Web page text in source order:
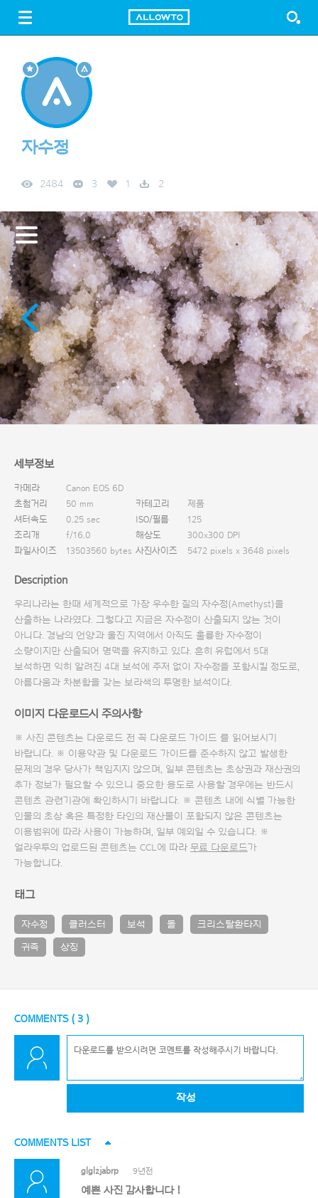
FREE DOWNLOAD
자수정
2484 3 1 2
세부정보
카메라
Canon EOS 6D
초첨거리
50 mm 카테고리
제품
셔터속도
0.25 sec ISO/필름
125
조리개
f/16.0 해상도
300x300 DPI
파일사이즈
13503560 bytes 사진사이즈 5472 pixels x 3648 pixels
Description
우리나라는 한때 세계적으로 가장 우수한 질의 자수정(Amethyst)을
산출하는 나라였다. 그렇다고 지금은 자수정이 산출되지 않는 것이
아니다. 경남의 언양과 울진 지역에서 아직도 훌륭한 자수정이
소량이지만 산출되어 명맥을 유지하고 있다. 흔히 유럽에서 5대
보석하면 익히 알려진 4대 보석에 주저 없이 자수정을 포함시킬 정도로,
아름다움과 차분함을 갖는 보라색의 투명한 보석이다.
이미지 다운로드시 주의사항
※ 사진 콘텐츠는 다운로드 전 꼭 다운로드 가이드 를 읽어보시기
바랍니다. ※ 이용약관 및 다운로드 가이드를 준수하지 않고 발생한
문제의 경우 당사가 책임지지 않으며, 일부 콘텐츠는 초상권과 재산권의
추가 정보가 필요할 수 있으니 중요한 용도로 사용할 경우에는 반드시
콘텐츠 관련기관에 확인하시기 바랍니다. ※ 콘텐츠 내에 식별 가능한
인물의 초상 혹은 특정한 타인의 재산물이 포함되지 않은 콘텐츠는
이용범위에 따라 사용이 가능하며, 일부 예외일 수 있습니다. ※
얼라우투의 업로드된 콘텐츠는 CCL에 따라 무료 다운로드가
가능합니다.
태그
자수정 클러스터 보석 돌 크리스탈환타지
귀족 상징
COMMENTS ( 3 )
작성
COMMENTS LIST
glglzjabrp 9년전
예쁜 사진 감사합니다 !